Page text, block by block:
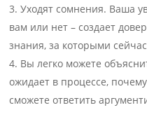
Уходят сомнения. Ваша
вам или нет – создает
знания, за которыми
Вы легко можете
ожидает в процессе,
сможете ответить